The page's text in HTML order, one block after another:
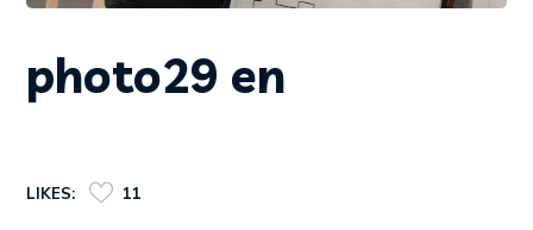
photo29 en
LIKES: 11